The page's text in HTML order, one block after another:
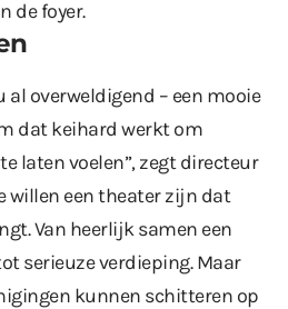
de foyer.
al overweldigend – een mooie
dat keihard werkt om
laten voelen”, zegt directeur
willen een theater zijn dat
Van heerlijk samen een
serieuze verdieping. Maar
kunnen schitteren op